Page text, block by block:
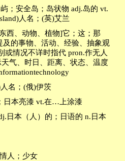
；安全岛；岛状物 adj.岛的 vt.
人名；(英)艾兰
西、动物、植物]它；这；那
及的事物、活动、经验、抽象观
或情况不详时指代 pron.作无人
气、时日、距离、状态、温度
名；(俄)伊茨
日本亮漆 vt.在…上涂漆
日本（人）的；日语的 n.日本
人；少女